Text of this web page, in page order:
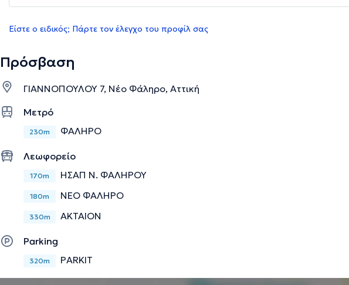
Είστε ο ειδικός; Πάρτε τον έλεγχο του προφίλ σας
Πρόσβαση
ΓΙΑΝΝΟΠΟΥΛΟΥ 7, Νέο Φάληρο, Αττική
Μετρό
230m ΦΑΛΗΡΟ
Λεωφορείο
170m ΗΣΑΠ Ν. ΦΑΛΗΡΟΥ
180m ΝΕΟ ΦΑΛΗΡΟ
330m ΑΚΤΑΙΟΝ
Parking
320m PARKIT